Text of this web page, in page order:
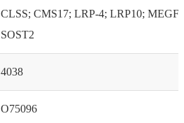
CLSS; CMS17; LRP-4; LRP10;
SOST2
4038
O75096